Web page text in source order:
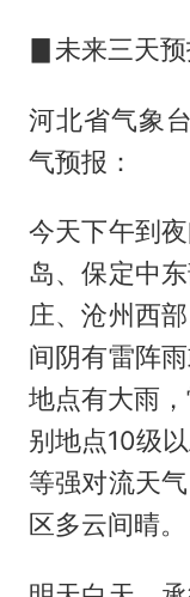
▊未来三天预
河北省气象
气预报：
今天下午到
岛、保定中
庄、沧州西
间阴有雷阵
地点有大雨
别地点10级
等强对流天
区多云间晴。